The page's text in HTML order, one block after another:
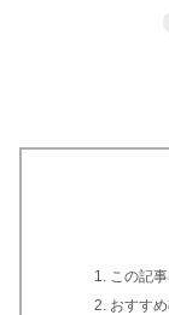
この記
おすす